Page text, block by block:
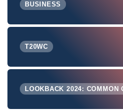
BUSINESS
T20WC
LOOKBACK 2024: COMMON